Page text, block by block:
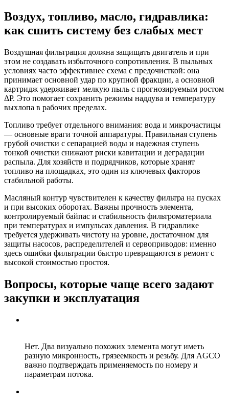
Воздух, топливо, масло, гидравлика:
как сшить систему без слабых мест
Воздушная фильтрация должна защищать двигатель и при
этом не создавать избыточного сопротивления. В пыльных
условиях часто эффективнее схема с предочисткой: она
принимает основной удар по крупной фракции, а основной
картридж удерживает мелкую пыль с прогнозируемым ростом
ΔP. Это помогает сохранить режимы наддува и температуру
выхлопа в рабочих пределах.
Топливо требует отдельного внимания: вода и микрочастицы
— основные враги точной аппаратуры. Правильная ступень
грубой очистки с сепарацией воды и надежная ступень
тонкой очистки снижают риски кавитации и деградации
распыла. Для хозяйств и подрядчиков, которые хранят
топливо на площадках, это один из ключевых факторов
стабильной работы.
Масляный контур чувствителен к качеству фильтра на пусках
и при высоких оборотах. Важны прочность элемента,
контролируемый байпас и стабильность фильтроматериала
при температурах и импульсах давления. В гидравлике
требуется удерживать чистоту на уровне, достаточном для
защиты насосов, распределителей и сервоприводов: именно
здесь ошибки фильтрации быстро превращаются в ремонт с
высокой стоимостью простоя.
Вопросы, которые чаще всего задают
закупки и эксплуатация
Нет. Два визуально похожих элемента могут иметь
разную микронность, грязеемкость и резьбу. Для AGCO
важно подтверждать применяемость по номеру и
параметрам потока.